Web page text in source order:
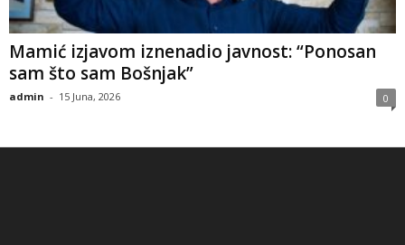
​Mamić izjavom iznenadio javnost: “Ponosan
sam što sam Bošnjak”
admin - 15 Juna, 2026 0